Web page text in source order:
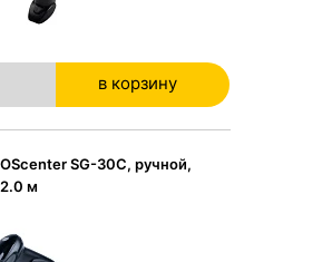
в корзину
в корзине
SG-30C, ручной,
м